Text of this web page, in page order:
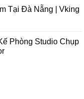
Tại Đà Nẵng | Vking
Phòng Studio Chụp